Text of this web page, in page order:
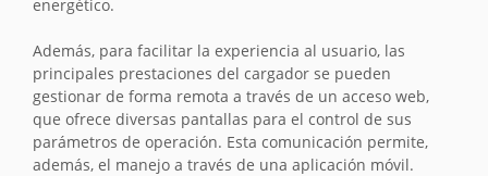
energético.
Además, para facilitar la experiencia al usuario, las
principales prestaciones del cargador se pueden
gestionar de forma remota a través de un acceso web,
que ofrece diversas pantallas para el control de sus
parámetros de operación. Esta comunicación permite,
además, el manejo a través de una aplicación móvil.